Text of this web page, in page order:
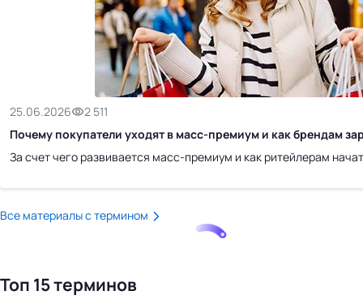
бизнес-центр
25.06.2026
2 511
Почему покупатели уходят в масс-премиум и как брендам
За счет чего развивается масс-премиум и как ритейлерам
Все материалы с термином
Топ 15 терминов